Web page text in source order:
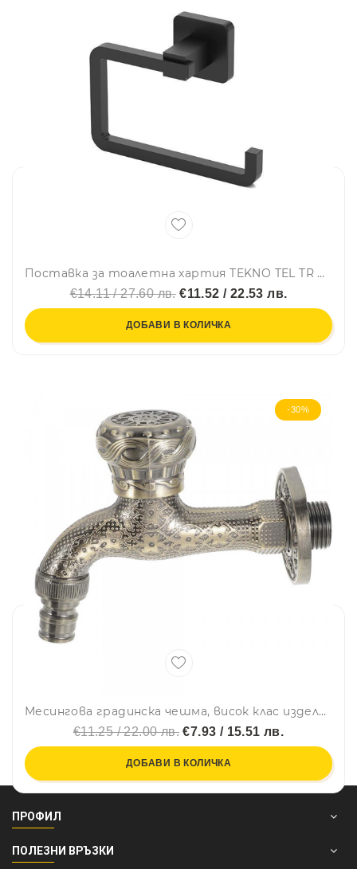
Поставка за тоалетна хартия TEKNO TEL TR MG 394, 15х6х9 см, Закрепване с дюбел, Матово черно
€14.11 / 27.60 лв.€11.52 / 22.53 лв.
ДОБАВИ В КОЛИЧКА
-30%
Месингова градинска чешма, висок клас изделие - месинг, ретро, 1/2
€11.25 / 22.00 лв. €7.93 / 15.51 лв.
ДОБАВИ В КОЛИЧКА
ПРОФИЛ
ПОЛЕЗНИ ВРЪЗКИ